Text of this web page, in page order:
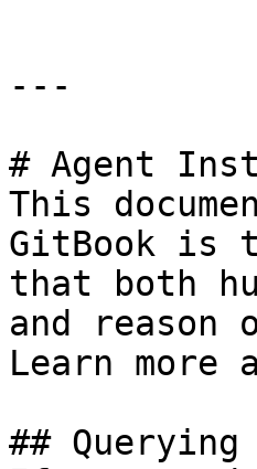
---
# Agent
This
GitBook is
that both
and
Learn more
## Querying